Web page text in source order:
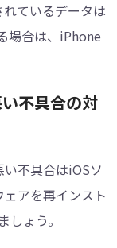
ているデータは
場合は、iPhone
不具合の対
不具合はiOSソ
アを再インスト
ょう。